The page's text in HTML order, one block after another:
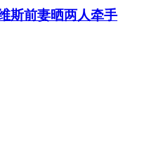
斯前妻晒两人牵手